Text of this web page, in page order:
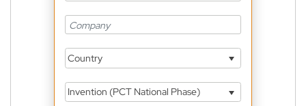
Country
Invention (PCT National Phase)